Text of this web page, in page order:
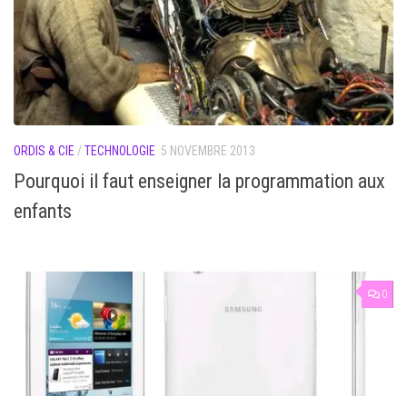
ORDIS & CIE/TECHNOLOGIE 5 NOVEMBRE 2013
Pourquoi il faut enseigner la programmation aux
enfants
0